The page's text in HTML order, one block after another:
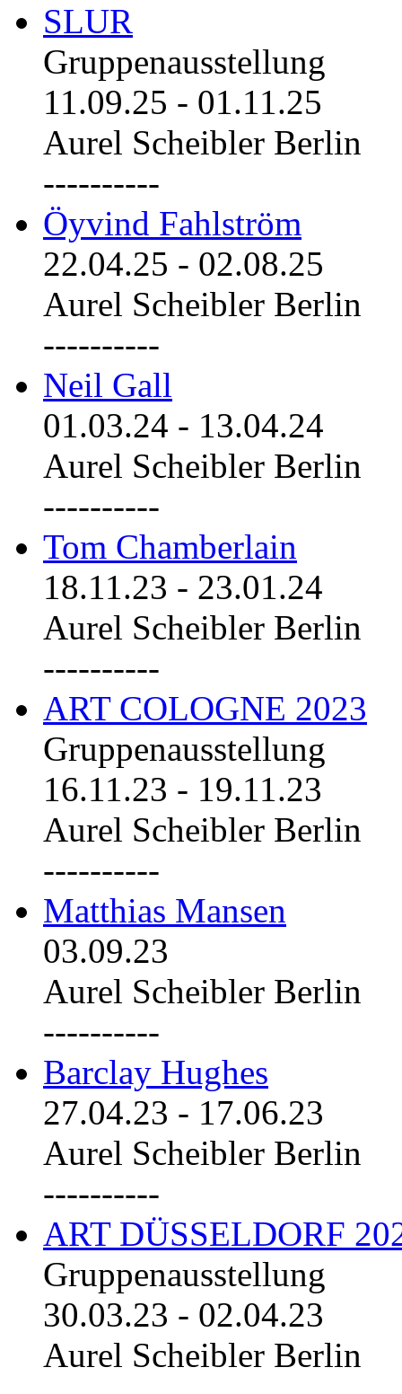
SLUR
Gruppenausstellung
11.09.25 - 01.11.25
Aurel Scheibler Berlin
----------
Öyvind Fahlström
22.04.25 - 02.08.25
Aurel Scheibler Berlin
----------
Neil Gall
01.03.24 - 13.04.24
Aurel Scheibler Berlin
----------
Tom Chamberlain
18.11.23 - 23.01.24
Aurel Scheibler Berlin
----------
ART COLOGNE 2023
Gruppenausstellung
16.11.23 - 19.11.23
Aurel Scheibler Berlin
----------
Matthias Mansen
03.09.23
Aurel Scheibler Berlin
----------
Barclay Hughes
27.04.23 - 17.06.23
Aurel Scheibler Berlin
----------
ART DÜSSELDORF
Gruppenausstellung
30.03.23 - 02.04.23
Aurel Scheibler Berlin